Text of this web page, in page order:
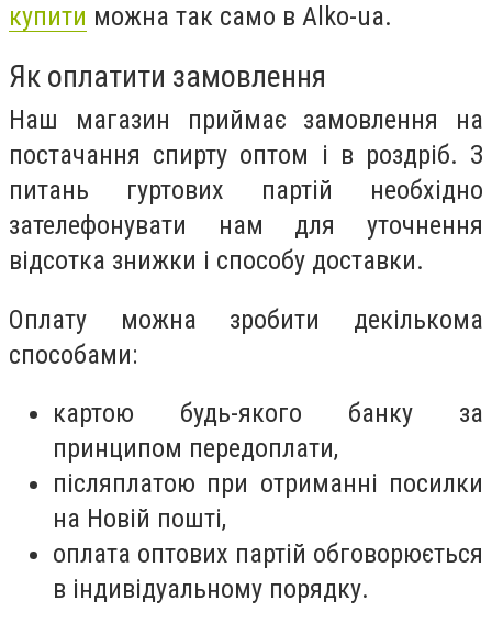
купити можна так само в Alko-ua.
Як оплатити замовлення
Наш магазин приймає замовлення на
постачання спирту оптом і в роздріб. З
питань гуртових партій необхідно
зателефонувати нам для уточнення
відсотка знижки і способу доставки.
Оплату можна зробити декількома
способами:
картою будь-якого банку за
принципом передоплати,
післяплатою при отриманні посилки
на Новій пошті,
оплата оптових партій обговорюється
в індивідуальному порядку.